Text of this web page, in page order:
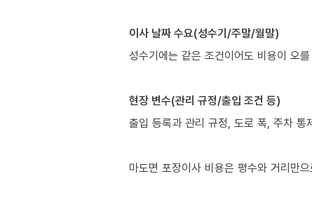
이사 날짜 수요(성수기/주말/월말)
성수기에는 같은 조건이어도 비용이 오
현장 변수(관리 규정/출입 조건 등)
출입 등록과 관리 규정, 도로 폭, 주차
마도면 포장이사 비용은 평수와 거리만